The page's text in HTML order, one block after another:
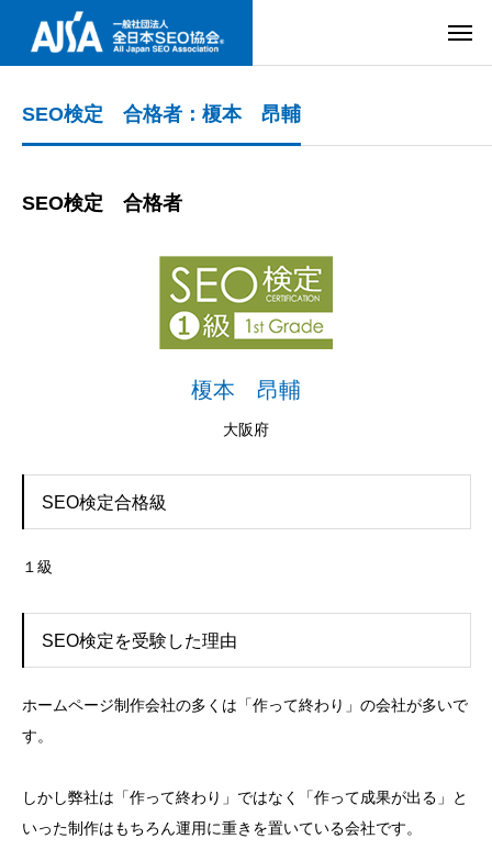
SEO検定 合格者：榎本 昂輔
SEO検定 合格者
榎本 昂輔
大阪府
SEO検定合格級
１級
SEO検定を受験した理由
ホームページ制作会社の多くは「作って終わり」の会社が多いで
す。
しかし弊社は「作って終わり」ではなく「作って成果が出る」と
いった制作はもちろん運用に重きを置いている会社です。